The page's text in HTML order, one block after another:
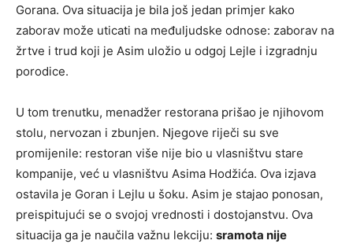
Gorana. Ova situacija je bila još jedan primjer kako
zaborav može uticati na međuljudske odnose: zaborav na
žrtve i trud koji je Asim uložio u odgoj Lejle i izgradnju
porodice.
U tom trenutku, menadžer restorana prišao je njihovom
stolu, nervozan i zbunjen. Njegove riječi su sve
promijenile: restoran više nije bio u vlasništvu stare
kompanije, već u vlasništvu Asima Hodžića. Ova izjava
ostavila je Goran i Lejlu u šoku. Asim je stajao ponosan,
preispitujući se o svojoj vrednosti i dostojanstvu. Ova
situacija ga je naučila važnu lekciju: sramota nije